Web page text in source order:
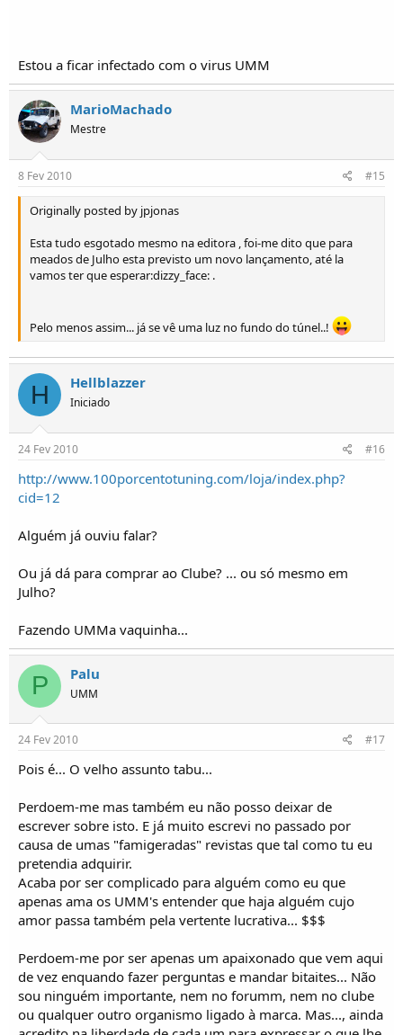
Estou a ficar infectado com o virus UMM
MarioMachado
Mestre
8 Fev 2010 #15
Originally posted by jpjonas
Esta tudo esgotado mesmo na editora , foi-me dito que para
meados de Julho esta previsto um novo lançamento, até la
vamos ter que esperar:dizzy_face: .
Pelo menos assim... já se vê uma luz no fundo do túnel..!
H Hellblazzer
Iniciado
24 Fev 2010 #16
http://www.100porcentotuning.com/loja/index.php?
cid=12
Alguém já ouviu falar?
Ou já dá para comprar ao Clube? ... ou só mesmo em
Julho?
Fazendo UMMa vaquinha...
P Palu
UMM
24 Fev 2010 #17
Pois é... O velho assunto tabu...
Perdoem-me mas também eu não posso deixar de
escrever sobre isto. E já muito escrevi no passado por
causa de umas "famigeradas" revistas que tal como tu eu
pretendia adquirir.
Acaba por ser complicado para alguém como eu que
apenas ama os UMM's entender que haja alguém cujo
amor passa também pela vertente lucrativa... $$$
Perdoem-me por ser apenas um apaixonado que vem aqui
de vez enquando fazer perguntas e mandar bitaites... Não
sou ninguém importante, nem no forumm, nem no clube
ou qualquer outro organismo ligado à marca. Mas..., ainda